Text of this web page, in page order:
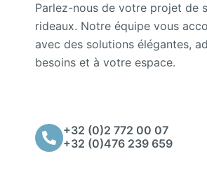
Parlez-nous de votre projet de
rideaux. Notre équipe vous
avec des solutions élégantes,
besoins et à votre espace.
+32 (0)2 772 00 07
+32 (0)476 239 659